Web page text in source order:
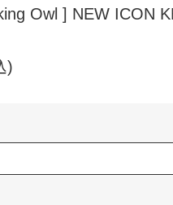
Owl ] NEW ICON
)